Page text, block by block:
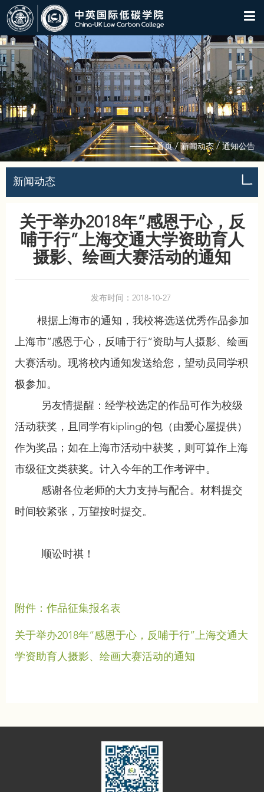
首页/新闻动态/ 通知公告
新闻动态
关于举办2018年“感恩于心，反
哺于行”上海交通大学资助育人
摄影、绘画大赛活动的通知
发布时间：2018-10-27
根据上海市的通知，我校将选送优秀作品参加
上海市”感恩于心，反哺于行“资助与人摄影、绘画
大赛活动。现将校内通知发送给您，望动员同学积
极参加。
另友情提醒：经学校选定的作品可作为校级
活动获奖，且同学有kipling的包（由爱心屋提供）
作为奖品；如在上海市活动中获奖，则可算作上海
市级征文类获奖。计入今年的工作考评中。
感谢各位老师的大力支持与配合。材料提交
时间较紧张，万望按时提交。
顺讼时祺！
附件：作品征集报名表
关于举办2018年“感恩于心，反哺于行”上海交通大
学资助育人摄影、绘画大赛活动的通知